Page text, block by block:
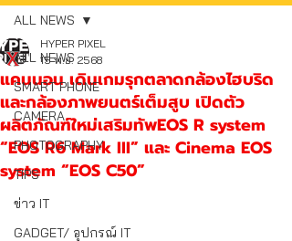
ALL NEWS
SMART PHONE
CAMERA
PHOTOGRAPHY
TIPS
ข่าว IT
GADGET/ อุปกรณ์ IT
ALL NEWS
แคนนอน เดินเกมรุกตลาดกล้องไฮบริด
และกล้องภาพยนตร์เต็มสูบ เปิดตัว
ผลิตภัณฑ์ใหม่เสริมทัพEOS R system
“EOS R6 Mark III” และ Cinema EOS
system “EOS C50”
HYPER PIXEL
15 พ.ย. 2568